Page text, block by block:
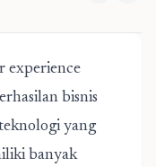
experience
bisnis
yang
banyak